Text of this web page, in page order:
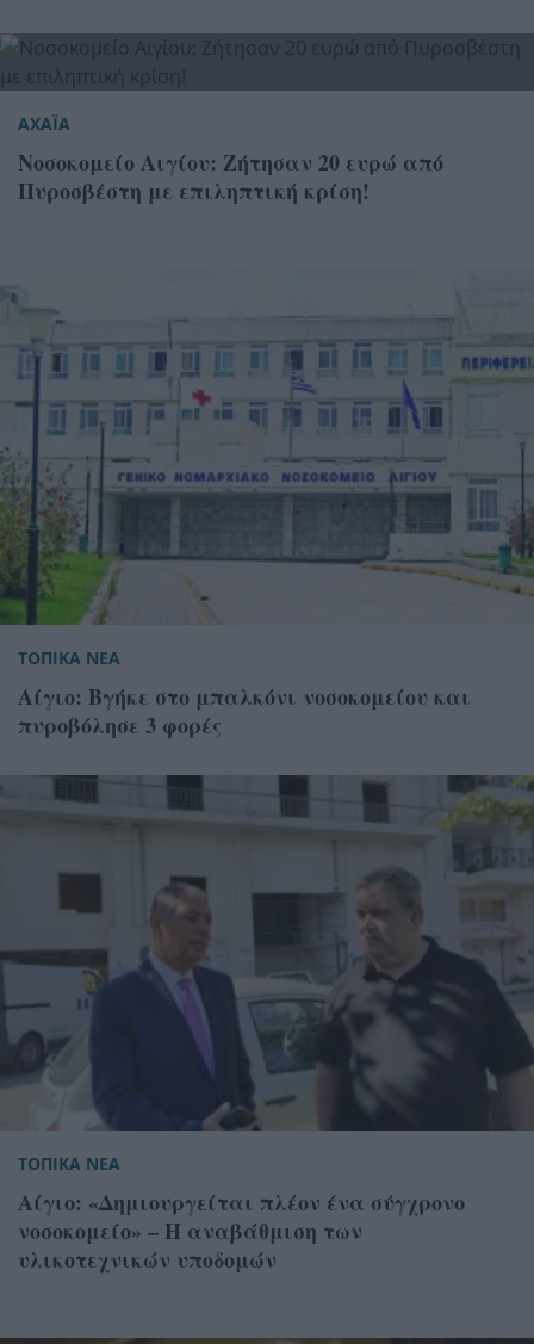
ΑΧΑΪΑ
Νοσοκομείο Αιγίου: Ζήτησαν 20 ευρώ από
Πυροσβέστη με επιληπτική κρίση!
ΤΟΠΙΚΑ ΝΕΑ
Αίγιο: Βγήκε στο μπαλκόνι νοσοκομείου και
πυροβόλησε 3 φορές
ΤΟΠΙΚΑ ΝΕΑ
Αίγιο: «Δημιουργείται πλέον ένα σύγχρονο
νοσοκομείο» – Η αναβάθμιση των
υλικοτεχνικών υποδομών